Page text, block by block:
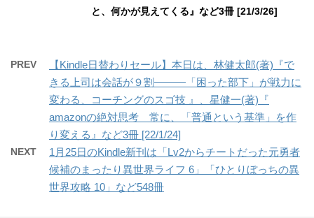
と、何かが見えてくる』など3冊 [21/3/26]
PREV
【Kindle日替わりセール】本日は、林健太郎(著)『で
きる上司は会話が９割―――「困った部下」が戦力に
変わる、コーチングのスゴ技 』、星健一(著)『
amazonの絶対思考 常に、「普通という基準」を作
り変える』など3冊 [22/1/24]
NEXT
1月25日のKindle新刊は「Lv2からチートだった元勇者
候補のまったり異世界ライフ 6」「ひとりぼっちの異
世界攻略 10」など548冊